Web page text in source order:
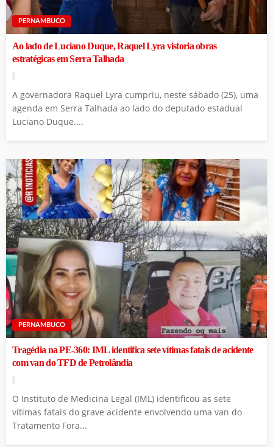
PERNAMBUCO
Ao lado de Luciano Duque, Raquel Lyra vistoria obras
estratégicas em Serra Talhada
A governadora Raquel Lyra cumpriu, neste sábado (25), uma
agenda em Serra Talhada ao lado do deputado estadual
Luciano Duque....
PERNAMBUCO
Tragédia na PE-360: IML identifica sete vítimas fatais de acidente
com van do TFD de Petrolândia
O Instituto de Medicina Legal (IML) identificou as sete
vítimas fatais do grave acidente envolvendo uma van do
Tratamento Fora...